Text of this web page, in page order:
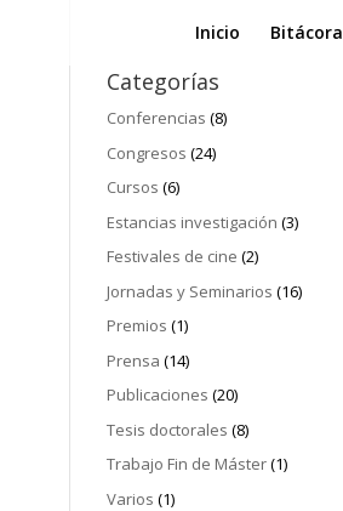
Inicio Bitácora
Categorías
Conferencias (8)
Congresos (24)
Cursos (6)
Estancias investigación (3)
Festivales de cine (2)
Jornadas y Seminarios (16)
Premios (1)
Prensa (14)
Publicaciones (20)
Tesis doctorales (8)
Trabajo Fin de Máster(1)
Varios (1)